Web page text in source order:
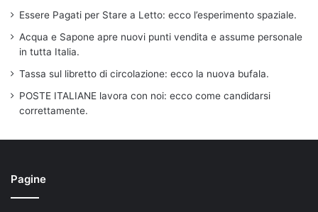
Essere Pagati per Stare a Letto: ecco l’esperimento spaziale.
Acqua e Sapone apre nuovi punti vendita e assume personale
in tutta Italia.
Tassa sul libretto di circolazione: ecco la nuova bufala.
POSTE ITALIANE lavora con noi: ecco come candidarsi
correttamente.
Pagine